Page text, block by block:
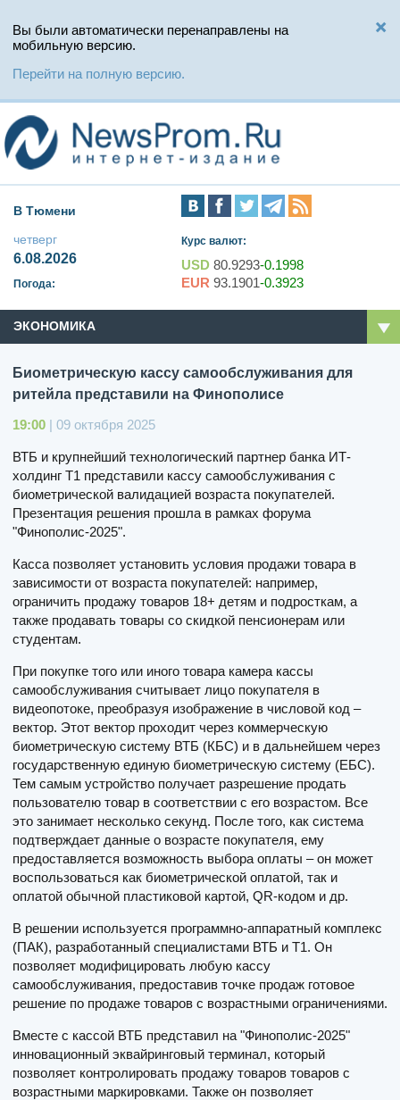
Вы были автоматически перенаправлены на
мобильную версию.
Перейти на полную версию.
В Тюмени
четверг
6.08.2026
Погода:
Курс валют:
USD 80.9293-0.1998
EUR 93.1901-0.3923
ЭКОНОМИКА
Биометрическую кассу самообслуживания для
ритейла представили на Финополисе
19:00 | 09 октября 2025
ВТБ и крупнейший технологический партнер банка ИТ-
холдинг Т1 представили кассу самообслуживания с
биометрической валидацией возраста покупателей.
Презентация решения прошла в рамках форума
"Финополис-2025".
Касса позволяет установить условия продажи товара в
зависимости от возраста покупателей: например,
ограничить продажу товаров 18+ детям и подросткам, а
также продавать товары со скидкой пенсионерам или
студентам.
При покупке того или иного товара камера кассы
самообслуживания считывает лицо покупателя в
видеопотоке, преобразуя изображение в числовой код –
вектор. Этот вектор проходит через коммерческую
биометрическую систему ВТБ (КБС) и в дальнейшем через
государственную единую биометрическую систему (ЕБС).
Тем самым устройство получает разрешение продать
пользователю товар в соответствии с его возрастом. Все
это занимает несколько секунд. После того, как система
подтверждает данные о возрасте покупателя, ему
предоставляется возможность выбора оплаты – он может
воспользоваться как биометрической оплатой, так и
оплатой обычной пластиковой картой, QR-кодом и др.
В решении используется программно-аппаратный комплекс
(ПАК), разработанный специалистами ВТБ и Т1. Он
позволяет модифицировать любую кассу
самообслуживания, предоставив точке продаж готовое
решение по продаже товаров с возрастными ограничениями.
Вместе с кассой ВТБ представил на "Финополис-2025"
инновационный эквайринговый терминал, который
позволяет контролировать продажу товаров товаров с
возрастными маркировками. Также он позволяет